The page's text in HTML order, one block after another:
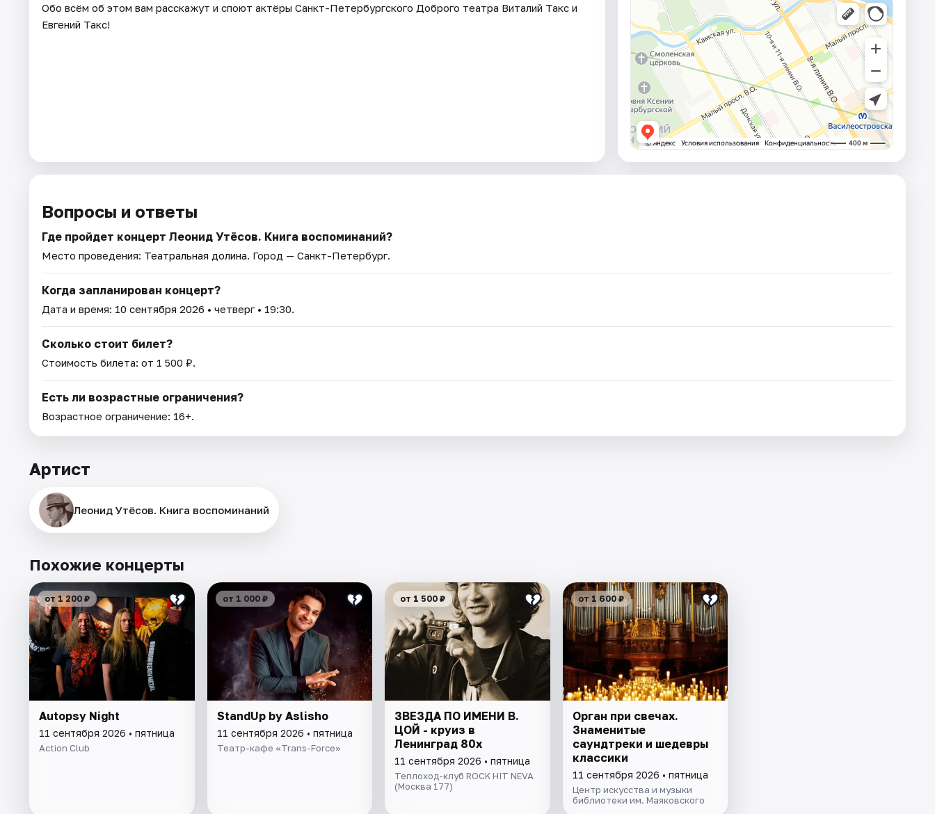
Обо всём об этом вам расскажут и споют актёры Санкт-Петербургского Доброго театра Виталий Такс и
Евгений Такс!
Вопросы и ответы
Где пройдет концерт Леонид Утёсов. Книга воспоминаний?
Место проведения: Театральная долина. Город — Санкт-Петербург.
Когда запланирован концерт?
Дата и время: 10 сентября 2026 • четверг • 19:30.
Сколько стоит билет?
Стоимость билета: от 1 500 ₽.
Есть ли возрастные ограничения?
Возрастное ограничение: 16+.
Артист
Леонид Утёсов. Книга воспоминаний
Похожие концерты
от 1 200 ₽
Autopsy Night
11 сентября 2026 • пятница
Action Club
от 1 000 ₽
StandUp by Aslisho
11 сентября 2026 • пятница
Театр-кафе «Trans-Force»
от 1 500 ₽
ЗВЕЗДА ПО ИМЕНИ В.
ЦОЙ - круиз в
Ленинград 80х
11 сентября 2026 • пятница
Теплоход-клуб ROCK HIT NEVA
(Москва 177)
от 1 600 ₽
Орган при свечах.
Знаменитые
саундтреки и шедевры
классики
11 сентября 2026 • пятница
Центр искусства и музыки
библиотеки им. Маяковского